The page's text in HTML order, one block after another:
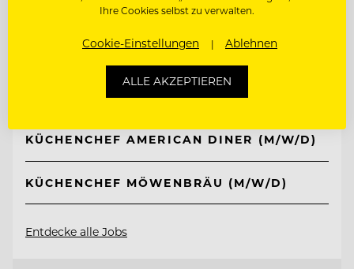
TOP ARBEITGEBER
Ferien- und Freizeitpark
Weissenhäuser Strand
23758 Weissenhäuser Strand, Deutschland
KÜCHENCHEF AMERICAN DINER (M/W/D)
KÜCHENCHEF MÖWENBRÄU (M/W/D)
Entdecke alle Jobs
Ihre Cookies selbst zu verwalten.
Cookie-Einstellungen Ablehnen
ALLE AKZEPTIEREN